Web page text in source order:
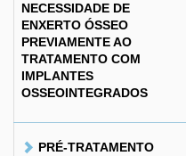
NECESSIDADE DE
ENXERTO ÓSSEO
PREVIAMENTE AO
TRATAMENTO COM
IMPLANTES
OSSEOINTEGRADOS
PRÉ-TRATAMENTO